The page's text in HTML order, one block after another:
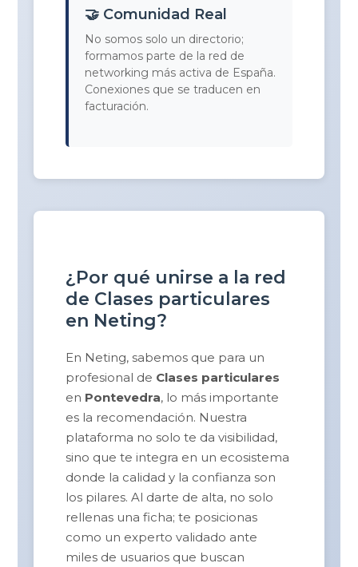
🤝 Comunidad Real
No somos solo un directorio;
formamos parte de la red de
networking más activa de España.
Conexiones que se traducen en
facturación.
¿Por qué unirse a la red
de Clases particulares
en Neting?
En Neting, sabemos que para un
profesional de Clases particulares
en Pontevedra, lo más importante
es la recomendación. Nuestra
plataforma no solo te da visibilidad,
sino que te integra en un ecosistema
donde la calidad y la confianza son
los pilares. Al darte de alta, no solo
rellenas una ficha; te posicionas
como un experto validado ante
miles de usuarios que buscan